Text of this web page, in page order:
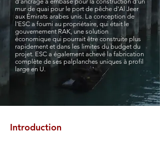
mur de quai pour le port de pêche d'Al Jeer
aux Émirats arabes unis. La conception de
l'ESC a fourni au propriétaire, qui était le
gouvernement RAK, une solution
économique qui pourrait être construite plus
rapidement et dans les limites du budget du
projet. ESC a également achevé la fabrication
complète de ses palplanches uniques à profil
large en U.
Introduction